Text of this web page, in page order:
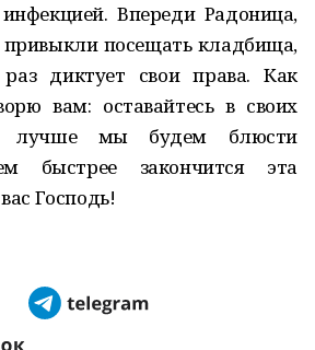
Впереди Радоница,
посещать кладбища,
диктует свои права. Как
вам: оставайтесь в своих
лучше мы будем блюсти
быстрее закончится эта
Господь!